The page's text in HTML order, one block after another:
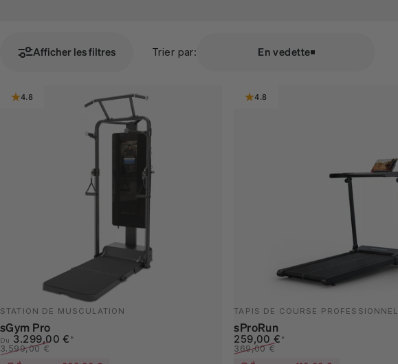
Afficher les filtres Trier par: En vedette
4.8
STATION DE MUSCULATION
sGym Pro
Prix promotionnel
Du 3.299,00 € *
Prix habituel
3.599,00 €
4.8
TAPIS DE COURSE PROFESSIONNEL
sProRun
Prix promotionnel
259,00 € *
Prix habituel
369,00 €